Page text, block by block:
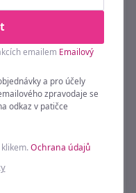
1,8x1,8 mm
emailem Emailový
a pro účely
zpravodaje se
odkaz v patičce
Ochrana údajů